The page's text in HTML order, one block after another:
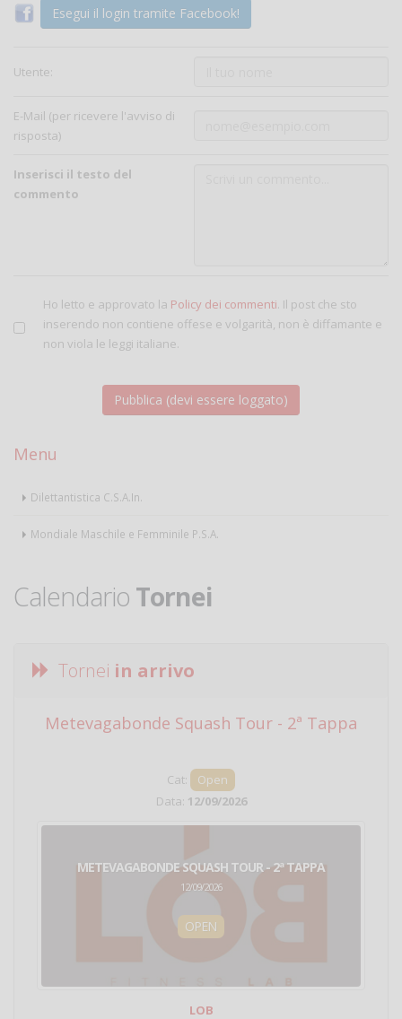
Esegui il login tramite Facebook!
Utente:
E-Mail (per ricevere l'avviso di
risposta)
Inserisci il testo del
commento
Ho letto e approvato la Policy dei commenti. Il post che sto
inserendo non contiene offese e volgarità, non è diffamante e
non viola le leggi italiane.
Menu
Dilettantistica C.S.A.In.
Mondiale Maschile e Femminile P.S.A.
Calendario Tornei
Tornei in arrivo
Metevagabonde Squash Tour - 2ª Tappa
Cat:
Open
Data: 12/09/2026
METEVAGABONDE SQUASH TOUR - 2ª TAPPA
12/09/2026
OPEN
LOB